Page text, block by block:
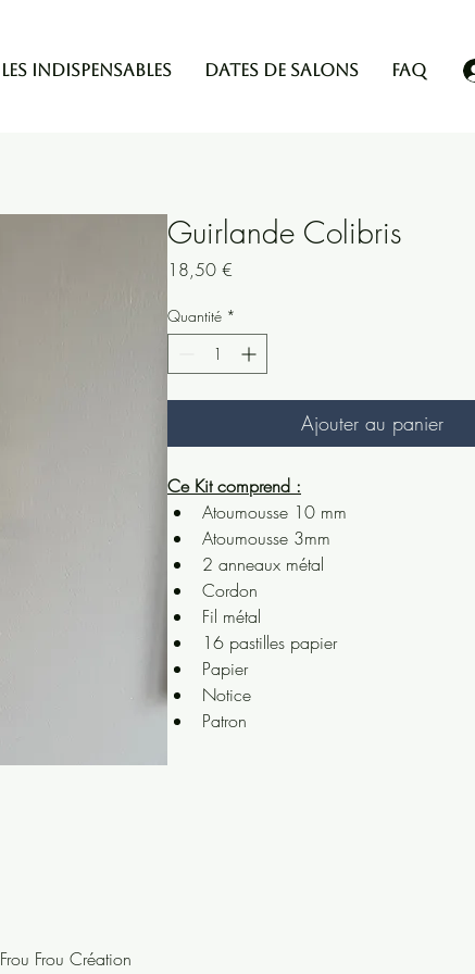
Les indispensables Dates de Salons FAQ
Guirlande Colibris
18,50 €
Quantité *
Ajouter au panier
Ce Kit comprend :
Atoumousse 10 mm
Atoumousse 3mm
2 anneaux métal
Cordon
Fil métal
16 pastilles papier
Papier
Notice
Patron
Frou Frou Création